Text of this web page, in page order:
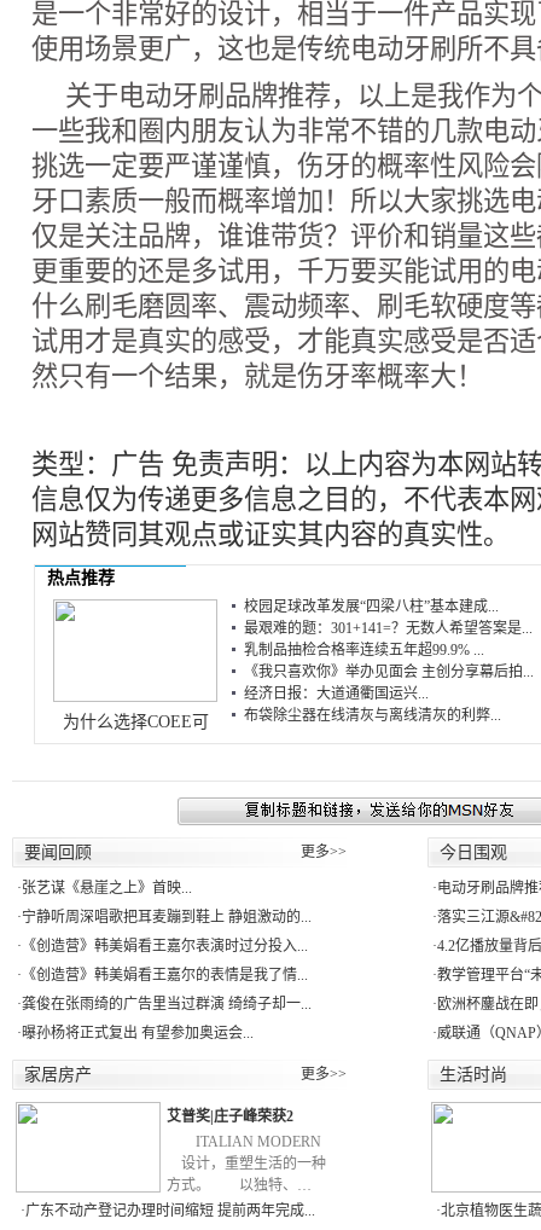
是一个非常好的设计，相当于一件产品实
使用场景更广，这也是传统电动牙刷所不
关于电动牙刷品牌推荐，以上是我作为
一些我和圈内朋友认为非常不错的几款电
挑选一定要严谨谨慎，伤牙的概率性风险
牙口素质一般而概率增加！所以大家挑选
仅是关注品牌，谁谁带货？评价和销量这
更重要的还是多试用，千万要买能试用的
什么刷毛磨圆率、震动频率、刷毛软硬度
试用才是真实的感受，才能真实感受是否
然只有一个结果，就是伤牙率概率大！
类型：广告 免责声明：以上内容为本网站
信息仅为传递更多信息之目的，不代表本
网站赞同其观点或证实其内容的真实性。
热点推荐
为什么选择COEE可
校园足球改革发展“四梁八柱”基本建成...
最艰难的题：301+141=？无数人希望答案是...
乳制品抽检合格率连续五年超99.9% ...
《我只喜欢你》举办见面会 主创分享幕后拍...
经济日报：大道通衢国运兴...
布袋除尘器在线清灰与离线清灰的利弊...
要闻回顾 更多>>
·张艺谋《悬崖之上》首映...
·宁静听周深唱歌把耳麦蹦到鞋上 静姐激动的...
· 《创造营》韩美娟看王嘉尔表演时过分投入...
· 《创造营》韩美娟看王嘉尔的表情是我了情...
·龚俊在张雨绮的广告里当过群演 绮绮子却一...
·曝孙杨将正式复出 有望参加奥运会...
今日围观
·电动牙刷品牌
·落实三江源
·4.2亿播放量背
·教学管理平台“
· 欧洲杯鏖战在
·威联通（QNAP
家居房产 更多>>
艾普奖|庄子峰荣获2
ITALIAN MODERN
设计，重塑生活的一种
方式。 以独特、…
·广东不动产登记办理时间缩短 提前两年完成...
生活时尚
·北京植物医生